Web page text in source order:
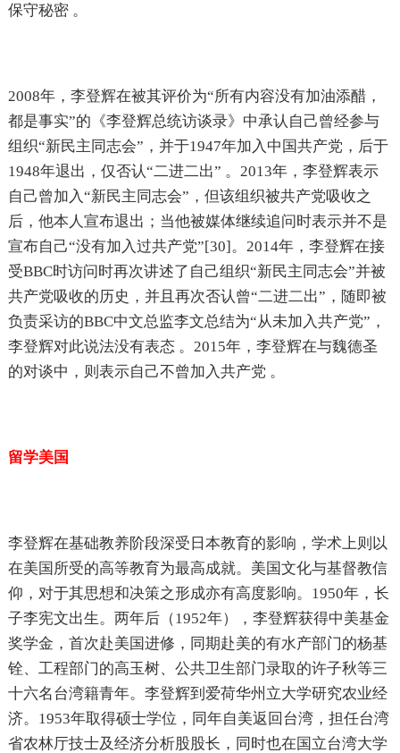
保守秘密 。
2008年，李登辉在被其评价为“所有内容没有加油添醋，
都是事实”的《李登辉总统访谈录》中承认自己曾经参与
组织“新民主同志会”，并于1947年加入中国共产党，后于
1948年退出，仅否认“二进二出” 。2013年，李登辉表示
自己曾加入“新民主同志会”，但该组织被共产党吸收之
后，他本人宣布退出；当他被媒体继续追问时表示并不是
宣布自己“没有加入过共产党”[30]。2014年，李登辉在接
受BBC时访问时再次讲述了自己组织“新民主同志会”并被
共产党吸收的历史，并且再次否认曾“二进二出”，随即被
负责采访的BBC中文总监李文总结为“从未加入共产党”，
李登辉对此说法没有表态 。2015年，李登辉在与魏德圣
的对谈中，则表示自己不曾加入共产党 。
留学美国
李登辉在基础教养阶段深受日本教育的影响，学术上则以
在美国所受的高等教育为最高成就。美国文化与基督教信
仰，对于其思想和决策之形成亦有高度影响。1950年，长
子李宪文出生。两年后（1952年），李登辉获得中美基金
奖学金，首次赴美国进修，同期赴美的有水产部门的杨基
铨、工程部门的高玉树、公共卫生部门录取的许子秋等三
十六名台湾籍青年。李登辉到爱荷华州立大学研究农业经
济。1953年取得硕士学位，同年自美返回台湾，担任台湾
省农林厅技士及经济分析股股长，同时也在国立台湾大学